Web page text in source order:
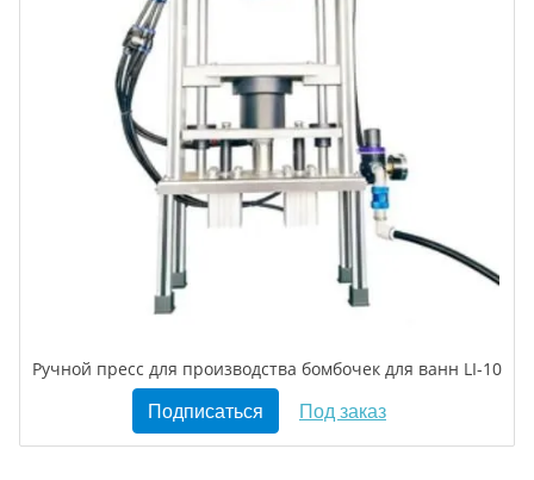
Ручной пресс для производства бомбочек для ванн LI-10
Подписаться Под заказ